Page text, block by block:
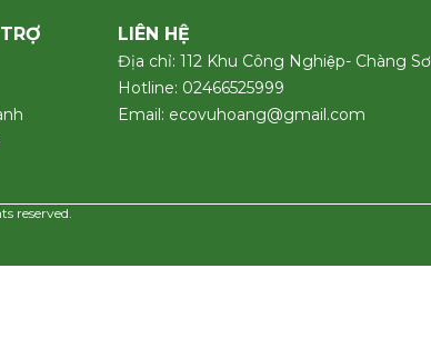
LIÊN HỆ
Địa chỉ: 112 Khu Công Nghiệp- Chàng
Hotline: 02466525999
Email: ecovuhoang@gmail.com
reserved.